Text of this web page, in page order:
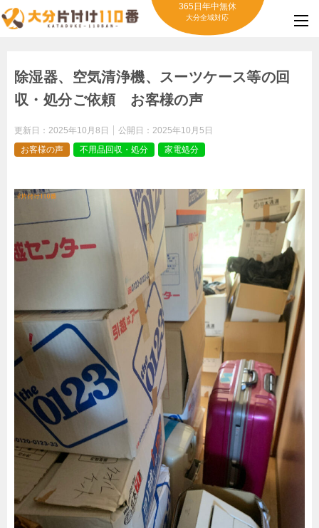
365日年中無休
大分全域対応
除湿器、空気清浄機、スーツケース等の回
収・処分ご依頼 お客様の声
更新日： 2025年10月8日 公開日： 2025年10月5日
お客様の声
不用品回収・処分 家電処分